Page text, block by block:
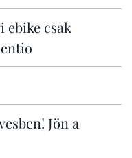
ebike csak
Jön a